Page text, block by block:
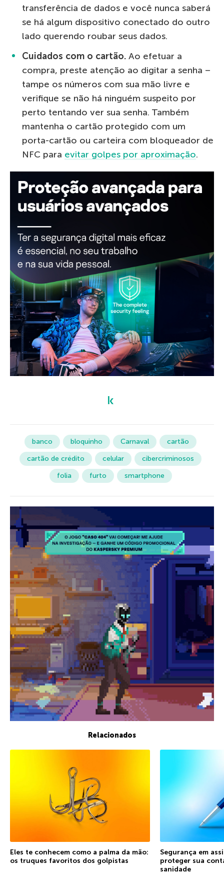
transferência de dados e você nunca saberá
se há algum dispositivo conectado do outro
lado querendo roubar seus dados.
Cuidados com o cartão. Ao efetuar a
compra, preste atenção ao digitar a senha –
tampe os números com sua mão livre e
verifique se não há ninguém suspeito por
perto tentando ver sua senha. Também
mantenha o cartão protegido com um
porta-cartão ou carteira com bloqueador de
NFC para evitar golpes por aproximação.
banco bloquinho Carnaval
cartão
cartão de crédito
celular
cibercriminosos
folia
furto smartphone
Relacionados
Eles te conhecem como a palma da mão:
os truques favoritos dos golpistas
Segurança em
proteger sua
sanidade